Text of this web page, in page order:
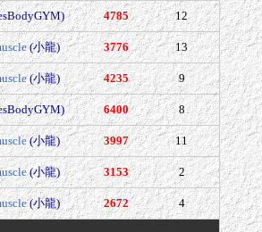
4785 12
(小龍) 3776 13
(小龍) 4235 9
6400 8
(小龍) 3997 11
(小龍) 3153 2
(小龍) 2672 4